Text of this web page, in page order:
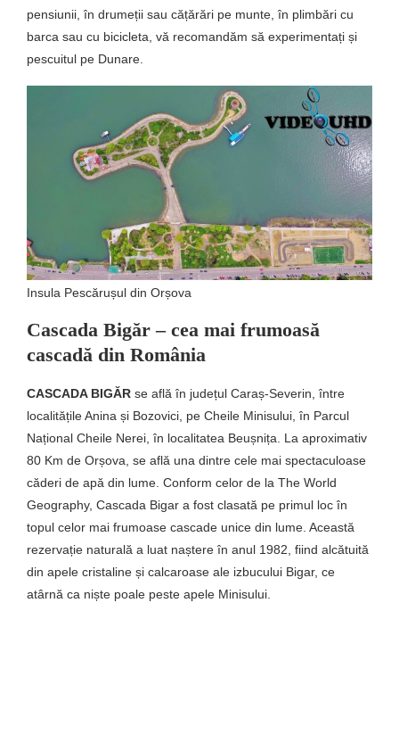
pensiunii, în drumeții sau cățărări pe munte, în plimbări cu
barca sau cu bicicleta, vă recomandăm să experimentați și
pescuitul pe Dunare.
Insula Pescărușul din Orșova
Cascada Bigăr – cea mai frumoasă
cascadă din România
CASCADA BIGĂR se află în județul Caraș-Severin, între
localitățile Anina și Bozovici, pe Cheile Minisului, în Parcul
Național Cheile Nerei, în localitatea Beușnița. La aproximativ
80 Km de Orșova, se află una dintre cele mai spectaculoase
căderi de apă din lume. Conform celor de la The World
Geography, Cascada Bigar a fost clasată pe primul loc în
topul celor mai frumoase cascade unice din lume. Această
rezervație naturală a luat naștere în anul 1982, fiind alcătuită
din apele cristaline și calcaroase ale izbucului Bigar, ce
atârnă ca niște poale peste apele Minisului.